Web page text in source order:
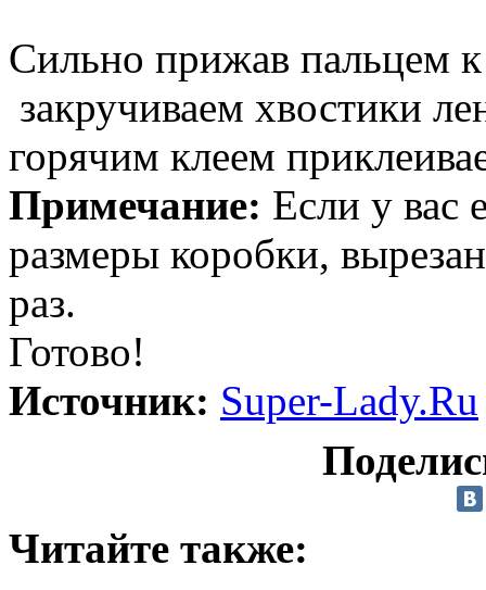
Сильно прижав пальцем
закручиваем хвостики
горячим клеем
Примечание: Если у вас
размеры коробки,
раз.
Готово!
Источник: Super-Lady.Ru
Читайте также: